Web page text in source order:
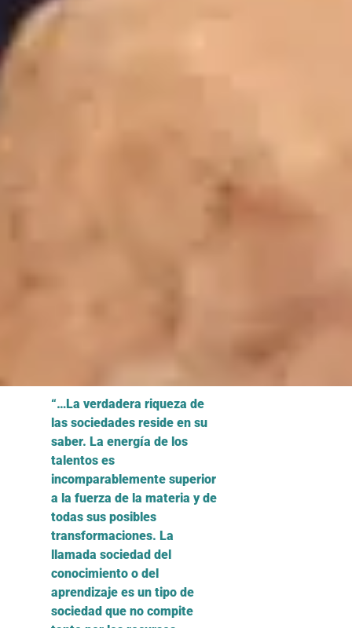
“…La verdadera riqueza de
las sociedades reside en su
saber. La energía de los
talentos es
incomparablemente superior
a la fuerza de la materia y de
todas sus posibles
transformaciones. La
llamada sociedad del
conocimiento o del
aprendizaje es un tipo de
sociedad que no compite